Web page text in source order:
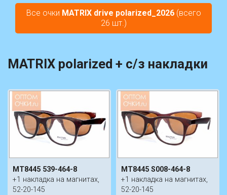
Все очки MATRIX drive polarized_2026(всего
26 шт.)
MATRIX polarized + с/з накладки
MT8445 539-464-8
+1 накладка на магнитах,
52-20-145
MT8445 S008-464-8
+1 накладка на магнитах,
52-20-145